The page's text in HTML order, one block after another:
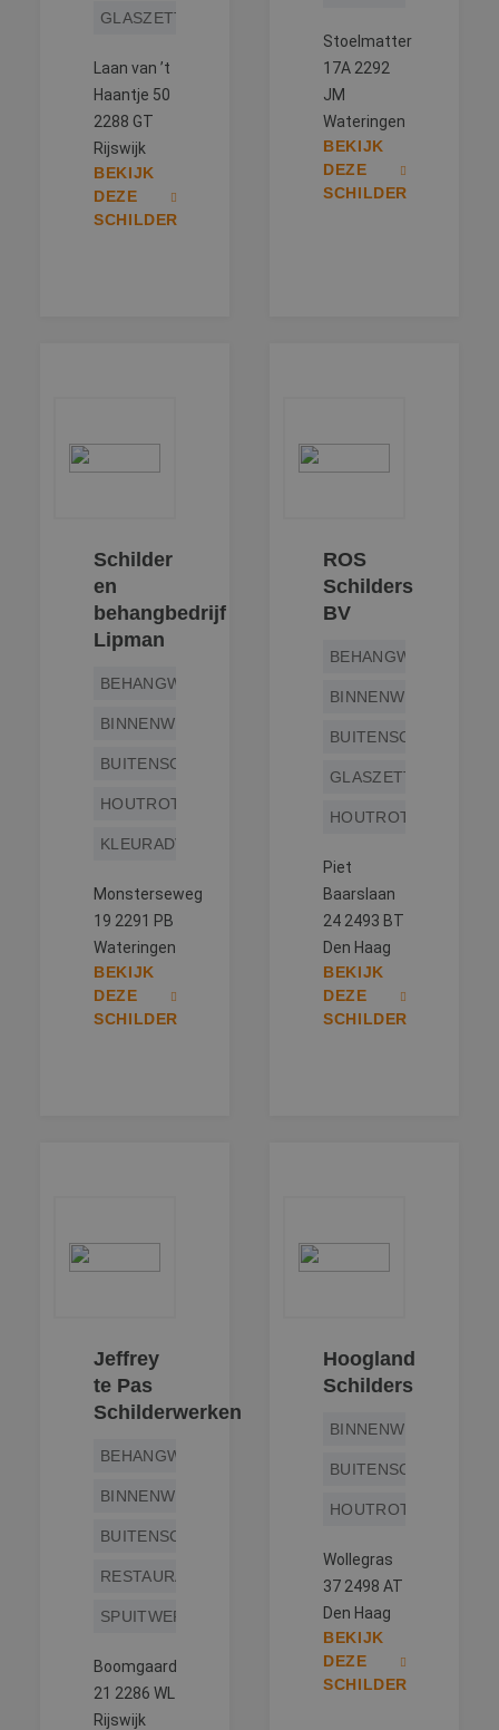
GLASZETTEN
Laan van ’t
Haantje 50
2288 GT
Rijswijk
BEKIJK
DEZE
SCHILDER
Stoelmatter
17A 2292
JM
Wateringen
BEKIJK
DEZE
SCHILDER
Schilder
en
behangbedrijf
Lipman
BEHANGWERK
BINNENWERK
BUITENSCHILDERWERK
HOUTROTREPARATIE
KLEURADVIES
Monsterseweg
19 2291 PB
Wateringen
BEKIJK
DEZE
SCHILDER
ROS
Schilders
BV
BEHANGWERK
BINNENWERK
GLASZETTEN
HOUTROTREPARATIE
Piet
Baarslaan
24 2493 BT
Den Haag
BEKIJK
DEZE
SCHILDER
Jeffrey
te Pas
Schilderwerken
BEHANGWERK
BINNENWERK
BUITENSCHILDERWERK
RESTAURATIEWERK
SPUITWERK
Boomgaard
21 2286 WL
Rijswijk
Hoogland
Schilders
BINNENWERK
HOUTROTREPARATIE
Wollegras
37 2498 AT
Den Haag
BEKIJK
DEZE
SCHILDER